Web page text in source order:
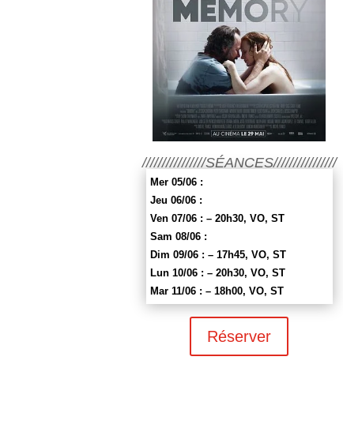
////////////////SÉANCES////////////////
Mer 05/06 :
Jeu 06/06 :
Ven 07/06 : – 20h30, VO, ST
Sam 08/06 :
Dim 09/06 : – 17h45, VO, ST
Lun 10/06 : – 20h30, VO, ST
Mar 11/06 : – 18h00, VO, ST
Réserver